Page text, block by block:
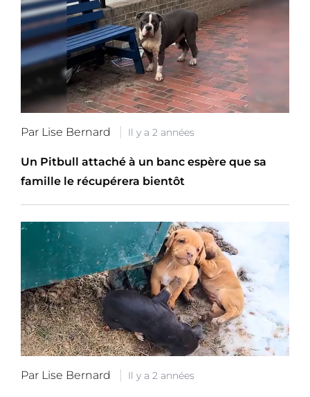
Par Lise Bernard Il y a 2 années
Un Pitbull attaché à un banc espère que sa
famille le récupérera bientôt
Par Lise Bernard Il y a 2 années